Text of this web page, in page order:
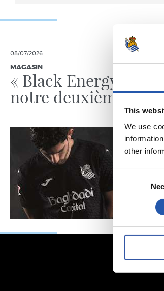
This
We use
other
08/07/2026
MAGASIN
« Black Energy » pour
notre deuxième peau